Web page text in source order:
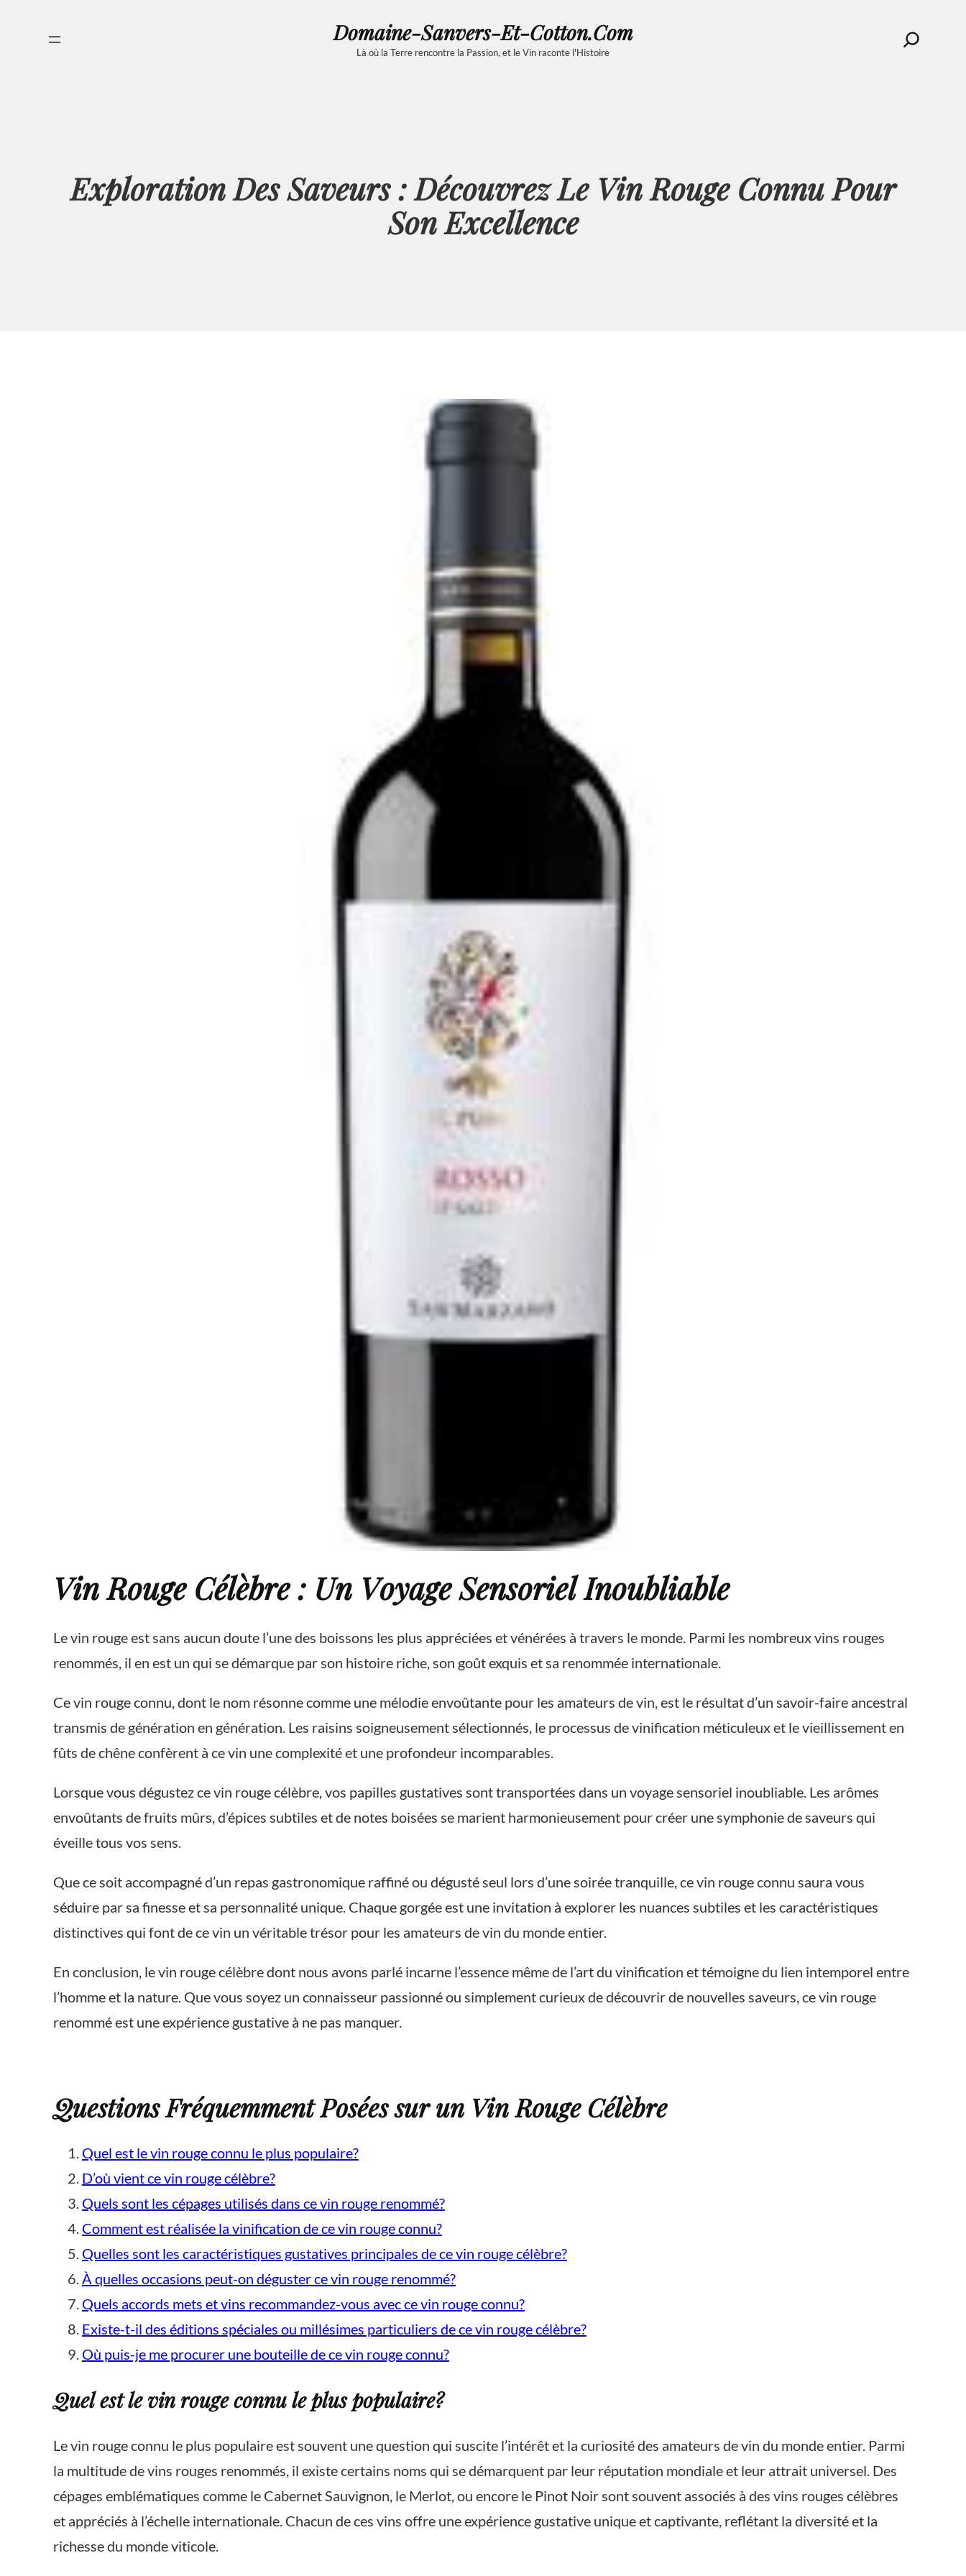
Domaine-Sanvers-Et-Cotton.com
Là où la Terre rencontre la Passion, et le Vin raconte l'Histoire
Search
Exploration Des Saveurs : Découvrez Le Vin Rouge Connu Pour
Son Excellence
Vin Rouge Célèbre : Un Voyage Sensoriel Inoubliable
Le vin rouge est sans aucun doute l’une des boissons les plus appréciées et vénérées à travers le monde. Parmi les nombreux vins rouges
renommés, il en est un qui se démarque par son histoire riche, son goût exquis et sa renommée internationale.
Ce vin rouge connu, dont le nom résonne comme une mélodie envoûtante pour les amateurs de vin, est le résultat d’un savoir-faire ancestral
transmis de génération en génération. Les raisins soigneusement sélectionnés, le processus de vinification méticuleux et le vieillissement en
fûts de chêne confèrent à ce vin une complexité et une profondeur incomparables.
Lorsque vous dégustez ce vin rouge célèbre, vos papilles gustatives sont transportées dans un voyage sensoriel inoubliable. Les arômes
envoûtants de fruits mûrs, d’épices subtiles et de notes boisées se marient harmonieusement pour créer une symphonie de saveurs qui
éveille tous vos sens.
Que ce soit accompagné d’un repas gastronomique raffiné ou dégusté seul lors d’une soirée tranquille, ce vin rouge connu saura vous
séduire par sa finesse et sa personnalité unique. Chaque gorgée est une invitation à explorer les nuances subtiles et les caractéristiques
distinctives qui font de ce vin un véritable trésor pour les amateurs de vin du monde entier.
En conclusion, le vin rouge célèbre dont nous avons parlé incarne l’essence même de l’art du vinification et témoigne du lien intemporel entre
l’homme et la nature. Que vous soyez un connaisseur passionné ou simplement curieux de découvrir de nouvelles saveurs, ce vin rouge
renommé est une expérience gustative à ne pas manquer.
Questions Fréquemment Posées sur un Vin Rouge Célèbre
Quel est le vin rouge connu le plus populaire?
D’où vient ce vin rouge célèbre?
Quels sont les cépages utilisés dans ce vin rouge renommé?
Comment est réalisée la vinification de ce vin rouge connu?
Quelles sont les caractéristiques gustatives principales de ce vin rouge célèbre?
À quelles occasions peut-on déguster ce vin rouge renommé?
Quels accords mets et vins recommandez-vous avec ce vin rouge connu?
Existe-t-il des éditions spéciales ou millésimes particuliers de ce vin rouge célèbre?
Où puis-je me procurer une bouteille de ce vin rouge connu?
Quel est le vin rouge connu le plus populaire?
Le vin rouge connu le plus populaire est souvent une question qui suscite l’intérêt et la curiosité des amateurs de vin du monde entier. Parmi
la multitude de vins rouges renommés, il existe certains noms qui se démarquent par leur réputation mondiale et leur attrait universel. Des
cépages emblématiques comme le Cabernet Sauvignon, le Merlot, ou encore le Pinot Noir sont souvent associés à des vins rouges célèbres
et appréciés à l’échelle internationale. Chacun de ces vins offre une expérience gustative unique et captivante, reflétant la diversité et la
richesse du monde viticole.